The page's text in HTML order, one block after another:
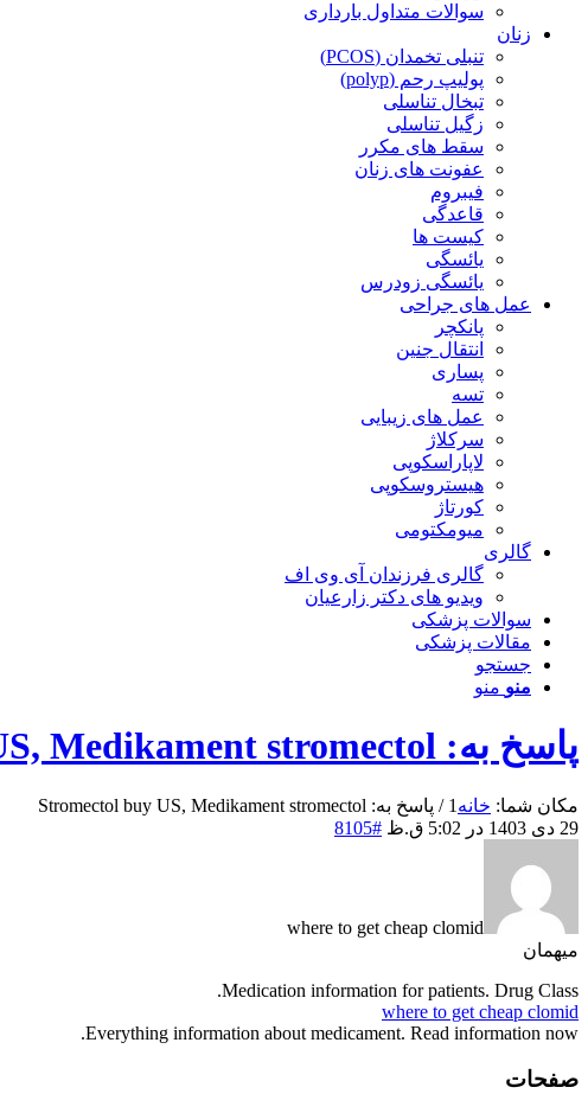
سوالات متداول بارداری
زنان
تنبلی تخمدان (PCOS)
پولیپ رحم (polyp)
تبخال تناسلی
زگیل تناسلی
سقط های مکرر
عفونت های زنان
فیبروم
قاعدگی
کیست ها
یائسگی
یائسگی زودرس
عمل های جراحی
پانکچر
انتقال جنین
پساری
تسه
عمل های زیبایی
سرکلاژ
لاپاراسکوپی
هیستروسکوپی
کورتاژ
میومکتومی
گالری
گالری فرزندان آی وی اف
ویدیو های دکتر زارعیان
سوالات پزشکی
مقالات پزشکی
جستجو
منو منو
پاسخ به: Stromectol buy US, Medikament stromectol
مکان شما: خانه 1
/ پاسخ به: Stromectol buy US, Medikament stromectol
29 دی 1403 در 5:02 ق.ظ
#8105
where to get cheap clomid
میهمان
Medication information for patients. Drug Class.
where to get cheap clomid
Everything information about medicament. Read information now.
صفحات